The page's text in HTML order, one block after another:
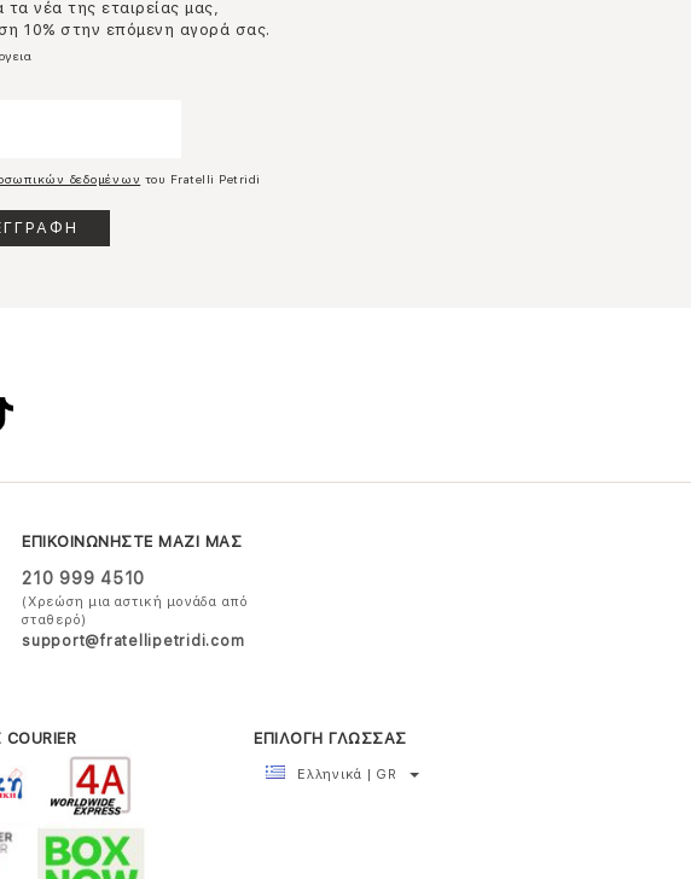
νέα της εταιρείας μας,
10% στην επόμενη αγορά σας.
δεδομένων του Fratelli Petridi
ΕΠΙΚΟΙΝΩΝΗΣΤΕ ΜΑΖΙ ΜΑΣ
210 999 4510
(Χρεώση μια αστική μονάδα από
σταθερό)
support@fratellipetridi.com
ΕΠΙΛΟΓΗ ΓΛΩΣΣΑΣ
Ελληνικά | GR